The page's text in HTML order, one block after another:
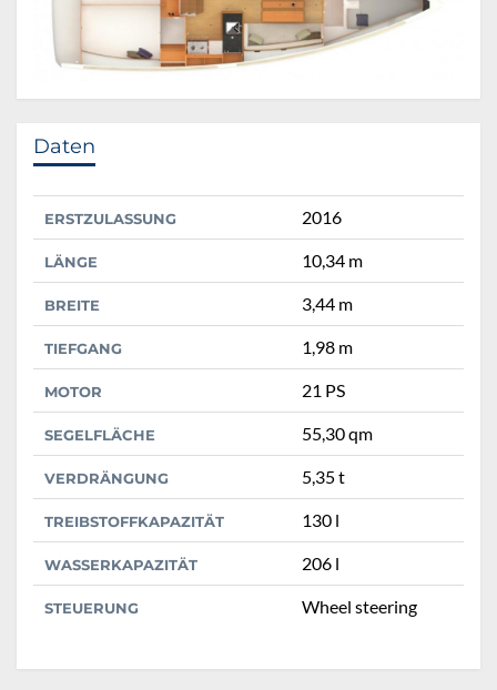
Daten
ERSTZULASSUNG 2016
LÄNGE 10,34 m
BREITE 3,44 m
TIEFGANG 1,98 m
MOTOR 21 PS
SEGELFLÄCHE 55,30 qm
VERDRÄNGUNG 5,35 t
TREIBSTOFFKAPAZITÄT 130 l
WASSERKAPAZITÄT 206 l
STEUERUNG Wheel steering